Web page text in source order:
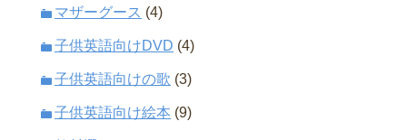
マザーグース (4)
子供英語向けDVD (4)
子供英語向けの歌 (3)
子供英語向け絵本 (9)